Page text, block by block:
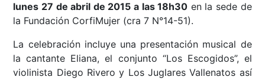
lunes 27 de abril de 2015 a las 18h30 en la sede de
la Fundación CorfiMujer (cra 7 N°14-51).
La celebración incluye una presentación musical de
la cantante Eliana, el conjunto “Los Escogidos”, el
violinista Diego Rivero y Los Juglares Vallenatos así